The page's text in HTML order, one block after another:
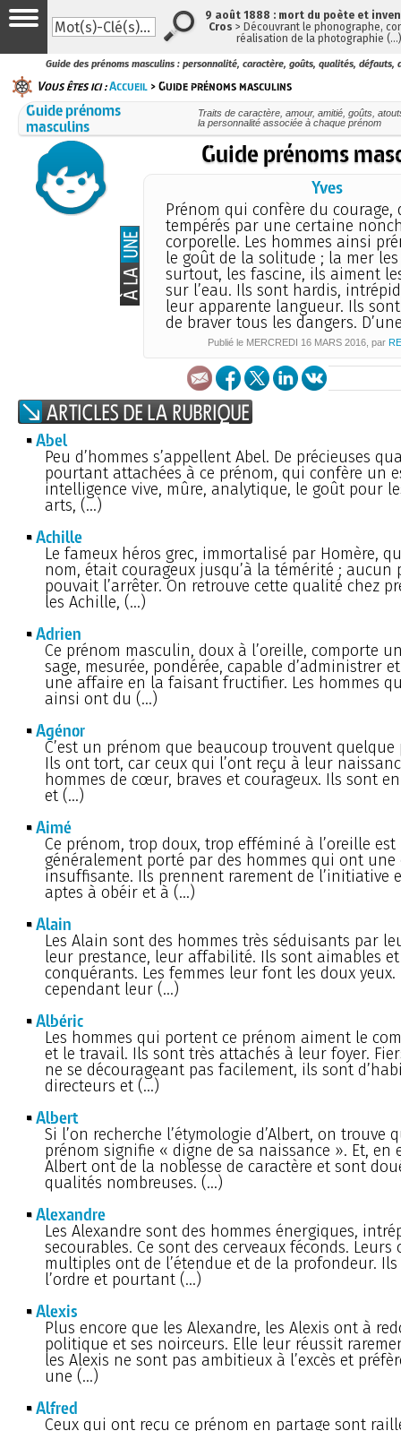
Guide des prénoms masculins : personnalité, caractère, goûts, qualités, défauts,
Vous êtes ici :Accueil > Guide prénoms masculins
Guide prénoms
masculins
Traits de caractère, amour, amitié, goûts,
la personnalité associée à chaque prénom
Guide prénoms
Yves
Prénom qui confère du courage,
tempérés par une certaine
corporelle. Les hommes ainsi
le goût de la solitude ; la mer
surtout, les fascine, ils aiment
sur l’eau. Ils sont hardis,
leur apparente langueur. Ils
de braver tous les dangers.
Publié le MERCREDI 16 MARS 2016, par
Abel
Peu d’hommes s’appellent Abel. De précieuses
pourtant attachées à ce prénom, qui confère un
intelligence vive, mûre, analytique, le goût pour
arts, (…)
Achille
Le fameux héros grec, immortalisé par Homère,
nom, était courageux jusqu’à la témérité ; aucun
pouvait l’arrêter. On retrouve cette qualité chez
les Achille, (…)
Adrien
Ce prénom masculin, doux à l’oreille, comporte
sage, mesurée, pondérée, capable d’administrer
une affaire en la faisant fructifier. Les hommes
ainsi ont du (…)
Agénor
C’est un prénom que beaucoup trouvent
Ils ont tort, car ceux qui l’ont reçu à leur
hommes de cœur, braves et courageux. Ils sont
et (…)
Aimé
Ce prénom, trop doux, trop efféminé à l’oreille est
généralement porté par des hommes qui ont une
insuffisante. Ils prennent rarement de l’initiative
aptes à obéir et à (…)
Alain
Les Alain sont des hommes très séduisants par
leur prestance, leur affabilité. Ils sont aimables et
conquérants. Les femmes leur font les doux
cependant leur (…)
Albéric
Les hommes qui portent ce prénom aiment le
et le travail. Ils sont très attachés à leur foyer.
ne se décourageant pas facilement, ils sont
directeurs et (…)
Albert
Si l’on recherche l’étymologie d’Albert, on trouve
prénom signifie « digne de sa naissance ». Et, en
Albert ont de la noblesse de caractère et sont
qualités nombreuses. (…)
Alexandre
Les Alexandre sont des hommes énergiques,
secourables. Ce sont des cerveaux féconds. Leurs
multiples ont de l’étendue et de la profondeur.
l’ordre et pourtant (…)
Alexis
Plus encore que les Alexandre, les Alexis ont à
politique et ses noirceurs. Elle leur réussit
les Alexis ne sont pas ambitieux à l’excès et
une (…)
Alfred
Ceux qui ont reçu ce prénom en partage sont
9 août 1888 : mort du poète et
Cros > Découvrant le phonographe,
réalisation de la photographie